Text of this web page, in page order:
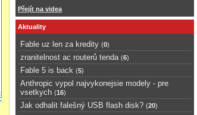
Přejít na videa
Aktuality
Fable uz len za kredity (0)
zranitelnost ac routerů tenda (6)
Fable 5 is back (5)
Anthropic vypol najvykonejsie modely - pre
vsetkych (16)
Jak odhalit falešný USB flash disk? (20)